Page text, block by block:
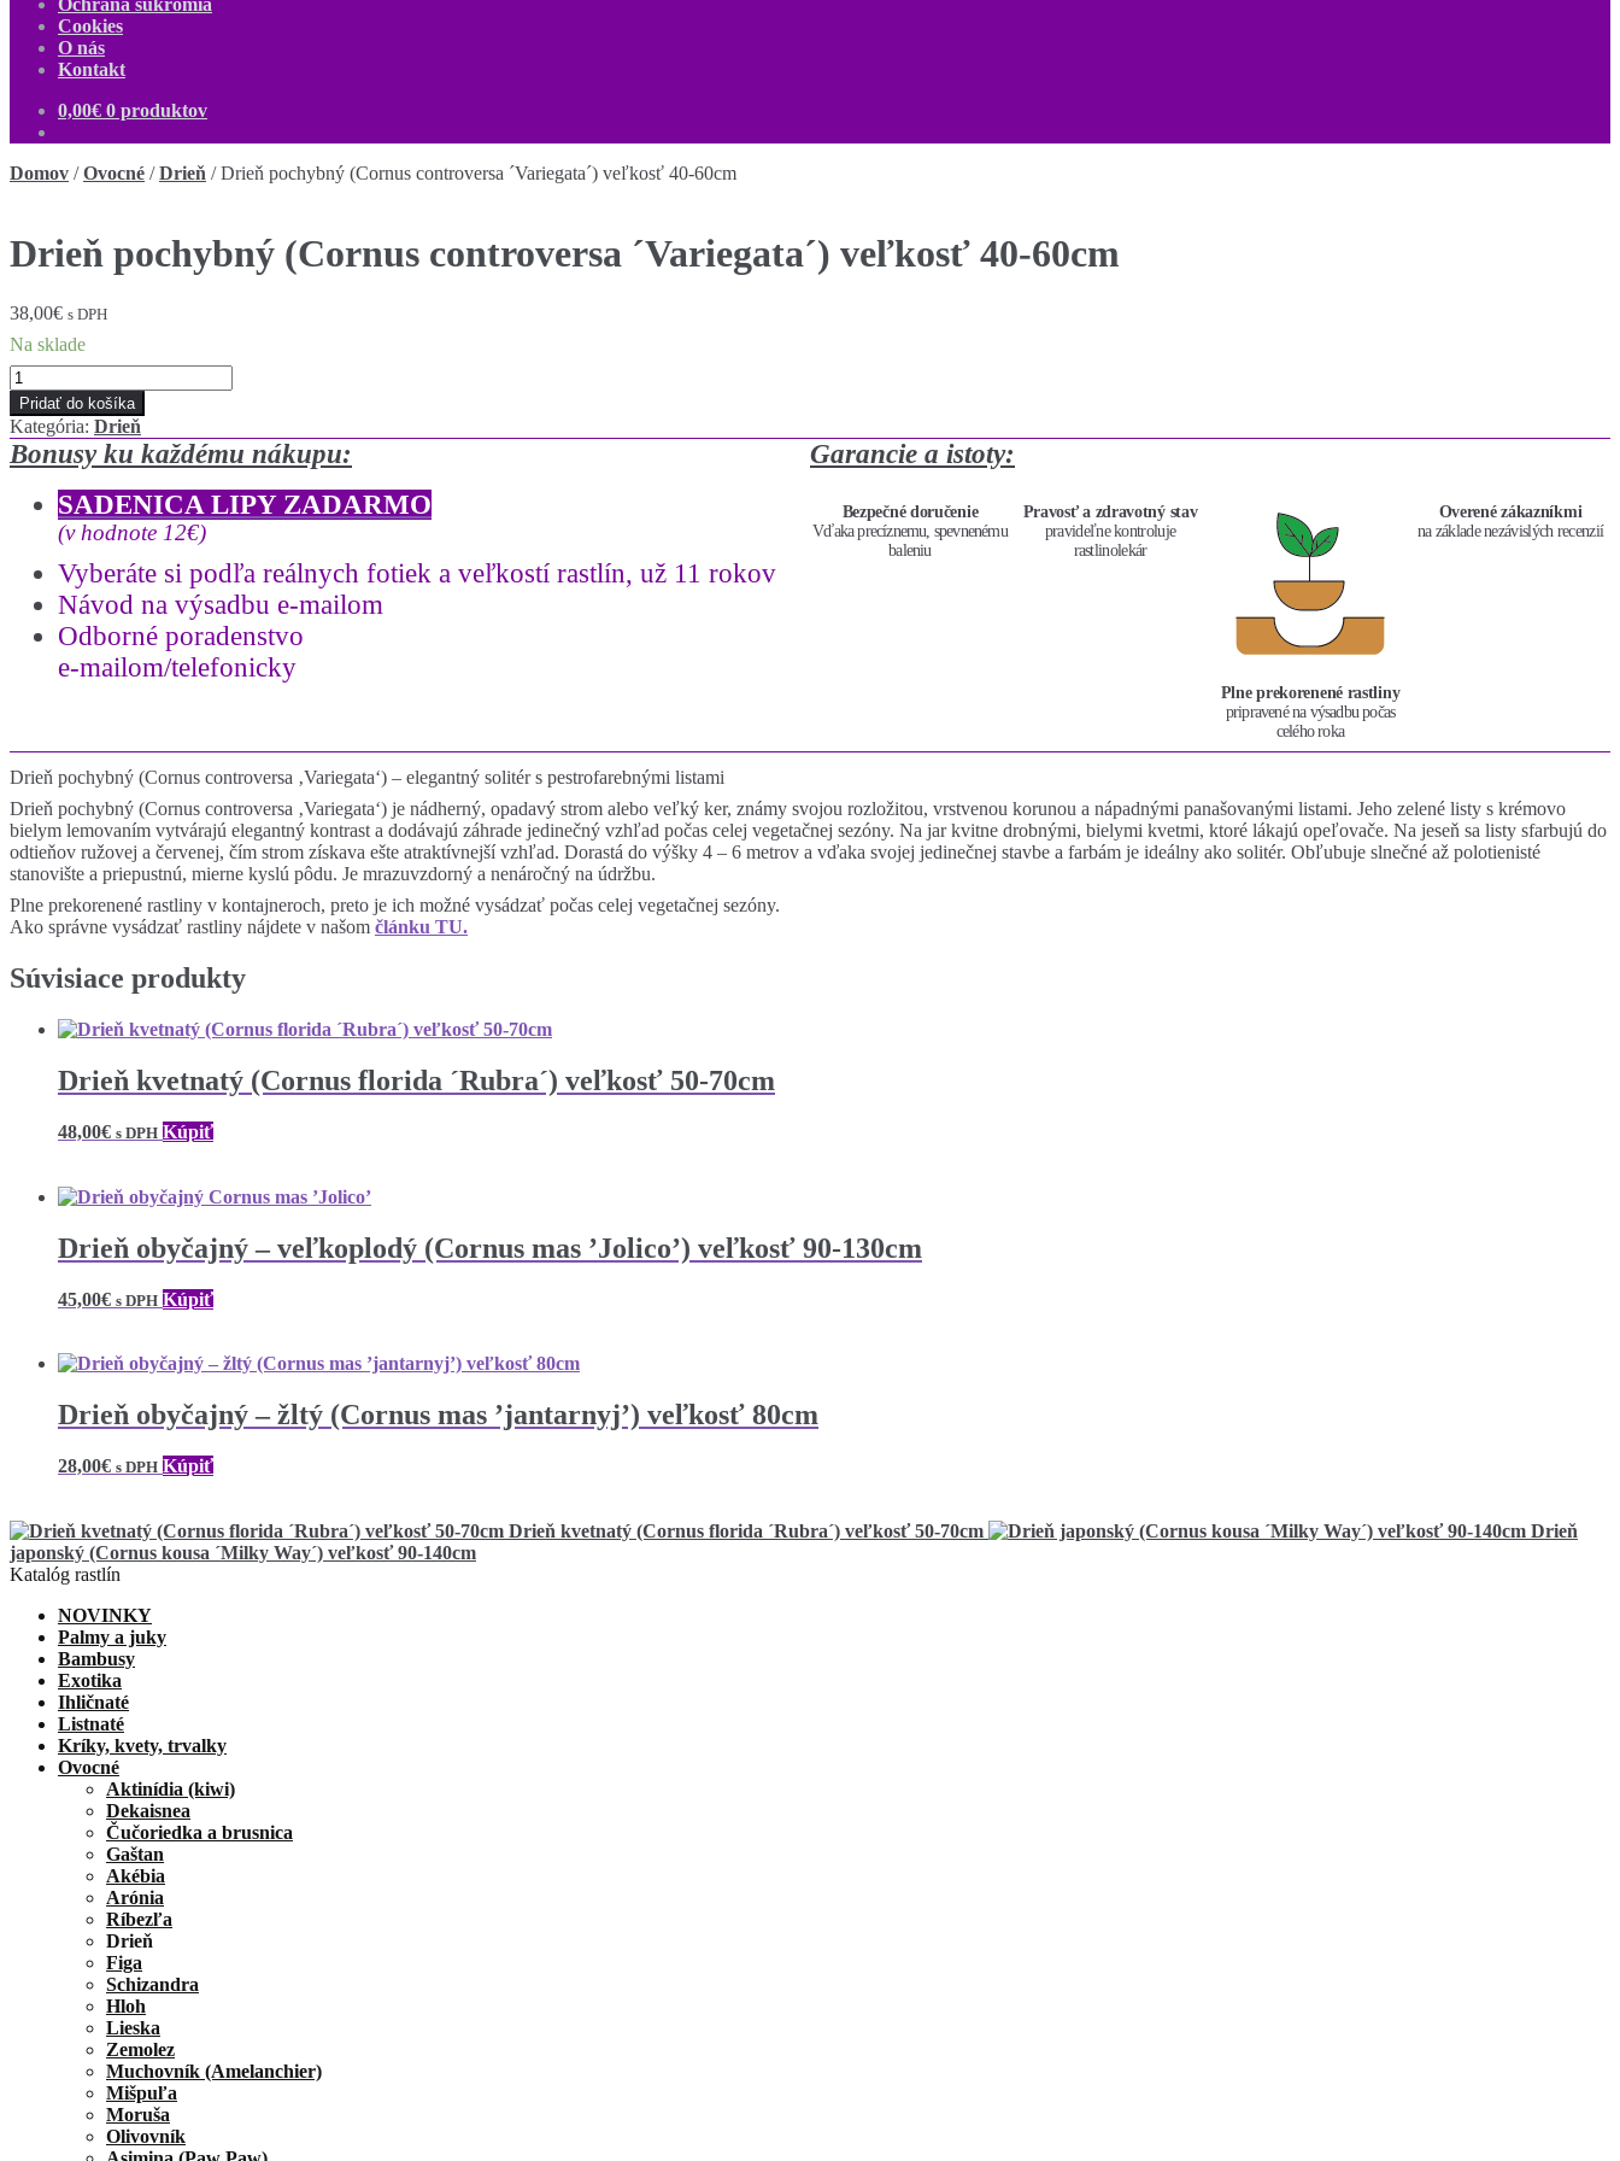
Ochrana súkromia
Cookies
O nás
Kontakt
0,00€ 0 produktov
Domov /Ovocné /Drieň /Drieň pochybný (Cornus controversa ´Variegata´) veľkosť 40-60cm
Drieň pochybný (Cornus controversa ´Variegata´) veľkosť 40-60cm
38,00€ s DPH
Na sklade
množstvo
Drieň
pochybný
(Cornus
controversa
veľkosť
60cm
Pridať do košíka
Kategória: Drieň
Bonusy ku každému nákupu:
SADENICA LIPY ZADARMO
(v hodnote 12€)
Vyberáte si podľa reálnych fotiek a veľkostí rastlín, už 11 rokov
Návod na výsadbu e-mailom
Odborné poradenstvo
e-mailom/telefonicky
Garancie a istoty:
Bezpečné doručenie
Vďaka precíznemu, spevnenému
baleniu
Pravosť a zdravotný stav
pravideľne kontroluje
rastlinolekár
Plne prekorenené rastliny
pripravené na výsadbu počas
celého roka
Overené zákazníkmi
na základe nezávislých recenzií
Drieň pochybný (Cornus controversa ‚Variegata‘) – elegantný solitér s pestrofarebnými listami
Drieň pochybný (Cornus controversa ‚Variegata‘) je nádherný, opadavý strom alebo veľký ker, známy svojou rozložitou, vrstvenou korunou a nápadnými panašovanými listami. Jeho zelené listy s krémovo
bielym lemovaním vytvárajú elegantný kontrast a dodávajú záhrade jedinečný vzhľad počas celej vegetačnej sezóny. Na jar kvitne drobnými, bielymi kvetmi, ktoré lákajú opeľovače. Na jeseň sa listy sfarbujú do
odtieňov ružovej a červenej, čím strom získava ešte atraktívnejší vzhľad. Dorastá do výšky 4 – 6 metrov a vďaka svojej jedinečnej stavbe a farbám je ideálny ako solitér. Obľubuje slnečné až polotienisté
stanovište a priepustnú, mierne kyslú pôdu. Je mrazuvzdorný a nenáročný na údržbu.
Plne prekorenené rastliny v kontajneroch, preto je ich možné vysádzať počas celej vegetačnej sezóny.
Ako správne vysádzať rastliny nájdete v našom článku TU.
Súvisiace produkty
Drieň kvetnatý (Cornus florida ´Rubra´) veľkosť 50-70cm
48,00€ s DPH Kúpiť
Drieň obyčajný – veľkoplodý (Cornus mas ’Jolico’) veľkosť 90-130cm
45,00€ s DPH Kúpiť
Drieň obyčajný – žltý (Cornus mas ’jantarnyj’) veľkosť 80cm
28,00€ s DPH Kúpiť
Drieň kvetnatý (Cornus florida ´Rubra´) veľkosť 50-70cm
Drieň
japonský (Cornus kousa ´Milky Way´) veľkosť 90-140cm
Katalóg rastlín
NOVINKY
Palmy a juky
Bambusy
Exotika
Ihličnaté
Listnaté
Kríky, kvety, trvalky
Ovocné
Aktinídia (kiwi)
Dekaisnea
Čučoriedka a brusnica
Gaštan
Akébia
Arónia
Ríbezľa
Drieň
Figa
Schizandra
Hloh
Lieska
Zemolez
Muchovník (Amelanchier)
Mišpuľa
Moruša
Olivovník